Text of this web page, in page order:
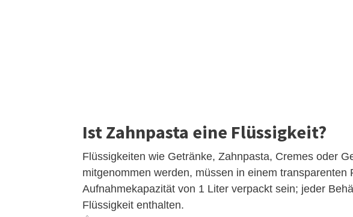
Ist Zahnpasta eine Flüssigkeit?
Flüssigkeiten wie Getränke, Zahnpasta, Cremes oder
mitgenommen werden, müssen in einem transparenten
Aufnahmekapazität von 1 Liter verpackt sein; jeder
Flüssigkeit enthalten.